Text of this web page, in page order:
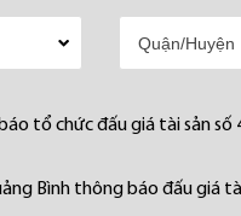
tổ chức đấu giá tài sản số
Bình thông báo đấu giá